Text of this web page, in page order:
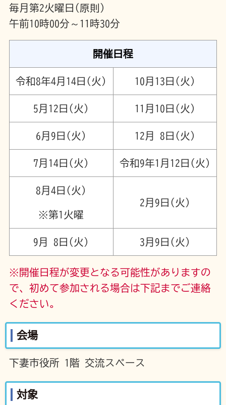
毎月第2火曜日(原則)
午前10時00分～11時30分
開催日程
令和8年4月14日(火) 10月13日(火)
5月12日(火) 11月10日(火)
6月9日(火) 12月 8日(火)
7月14日(火) 令和9年1月12日(火)
8月4日(火)
※第1火曜
2月9日(火)
9月 8日(火) 3月9日(火)
※開催日程が変更となる可能性がありますの
で、初めて参加される場合は下記までご連絡
ください。
会場
下妻市役所 1階 交流スペース
対象